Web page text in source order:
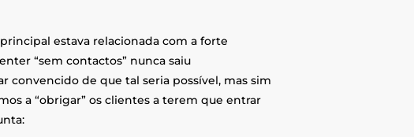
estava relacionada com a forte
“sem contactos” nunca saiu
de que tal seria possível, mas sim
a “obrigar” os clientes a terem que entrar